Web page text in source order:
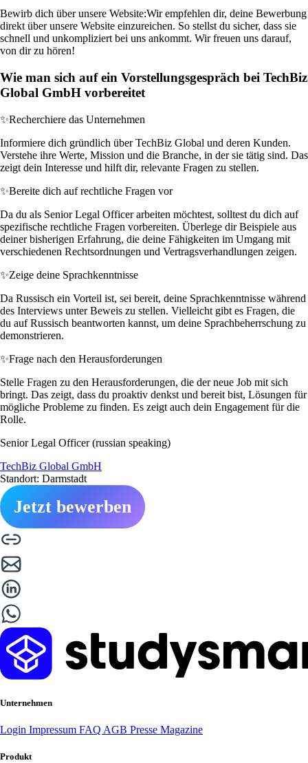
Bewirb dich über unsere Website:Wir empfehlen dir, deine Bewerbung
direkt über unsere Website einzureichen. So stellst du sicher, dass sie
schnell und unkompliziert bei uns ankommt. Wir freuen uns darauf,
von dir zu hören!
Wie man sich auf ein Vorstellungsgespräch bei TechBiz
Global GmbH vorbereitet
✨Recherchiere das Unternehmen
Informiere dich gründlich über TechBiz Global und deren Kunden.
Verstehe ihre Werte, Mission und die Branche, in der sie tätig sind. Das
zeigt dein Interesse und hilft dir, relevante Fragen zu stellen.
✨Bereite dich auf rechtliche Fragen vor
Da du als Senior Legal Officer arbeiten möchtest, solltest du dich auf
spezifische rechtliche Fragen vorbereiten. Überlege dir Beispiele aus
deiner bisherigen Erfahrung, die deine Fähigkeiten im Umgang mit
verschiedenen Rechtsordnungen und Vertragsverhandlungen zeigen.
✨Zeige deine Sprachkenntnisse
Da Russisch ein Vorteil ist, sei bereit, deine Sprachkenntnisse während
des Interviews unter Beweis zu stellen. Vielleicht gibt es Fragen, die
du auf Russisch beantworten kannst, um deine Sprachbeherrschung zu
demonstrieren.
✨Frage nach den Herausforderungen
Stelle Fragen zu den Herausforderungen, die der neue Job mit sich
bringt. Das zeigt, dass du proaktiv denkst und bereit bist, Lösungen für
mögliche Probleme zu finden. Es zeigt auch dein Engagement für die
Rolle.
Senior Legal Officer (russian speaking)
TechBiz Global GmbH
Standort: Darmstadt
Jetzt bewerben
Unternehmen
Login Impressum FAQ AGB Presse Magazine
Produkt